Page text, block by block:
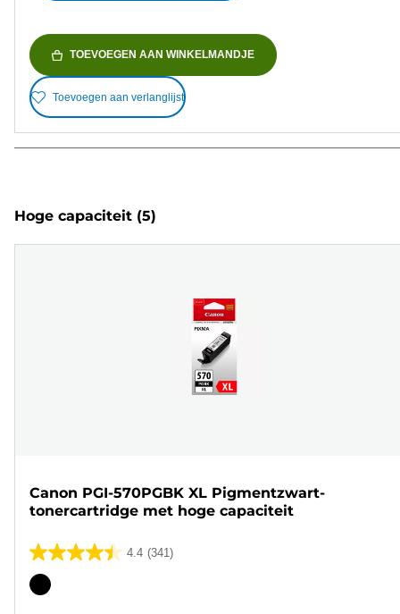
TOEVOEGEN AAN WINKELMANDJE
Toevoegen aan verlanglijst
Hoge capaciteit (5)
Canon PGI-570PGBK XL Pigmentzwart-
tonercartridge met hoge capaciteit
4.4 (341)
4.4
van
Kleurencartridge